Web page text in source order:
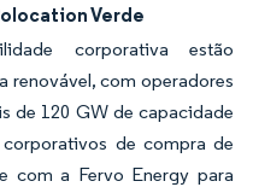
Verde
corporativa estão
renovável, com operadores
de 120 GW de capacidade
de compra de
com a Fervo Energy para